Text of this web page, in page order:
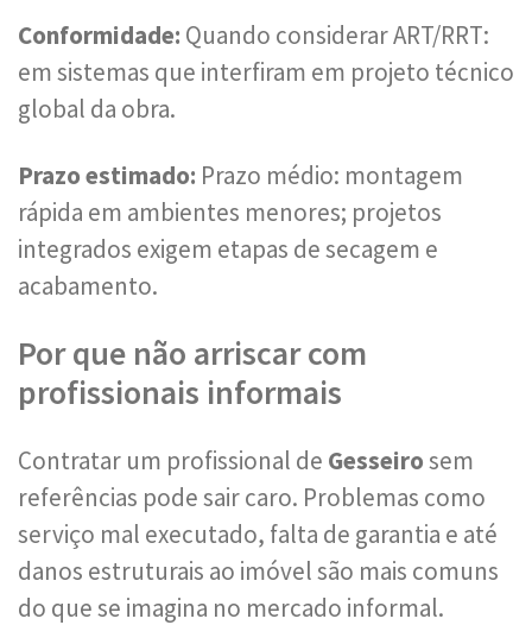
Conformidade: Quando considerar ART/RRT:
em sistemas que interfiram em projeto técnico
global da obra.
Prazo estimado: Prazo médio: montagem
rápida em ambientes menores; projetos
integrados exigem etapas de secagem e
acabamento.
Por que não arriscar com
profissionais informais
Contratar um profissional de Gesseirosem
referências pode sair caro. Problemas como
serviço mal executado, falta de garantia e até
danos estruturais ao imóvel são mais comuns
do que se imagina no mercado informal.